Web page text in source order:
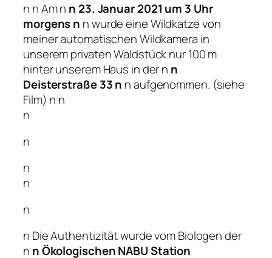
n n Am n n 23. Januar 2021 um 3 Uhr
morgens n n wurde eine Wildkatze von
meiner automatischen Wildkamera in
unserem privaten Waldstück nur 100 m
hinter unserem Haus in der n n
Deisterstraße 33 n n aufgenommen. (siehe
Film) n n
n
n
n
n
n
n Die Authentizität wurde vom Biologen der
n n Ökologischen NABU Station